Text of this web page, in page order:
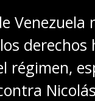
Venezuela
derechos
régimen,